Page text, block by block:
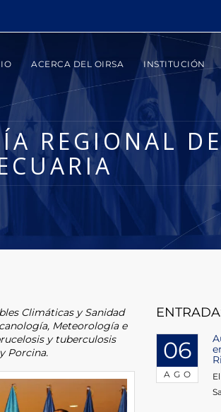
ACERCA DEL OIRSA INSTITUCIÓN
REGIONAL
Climáticas y Sanidad
Meteorología e
y tuberculosis
Porcina.
06
AGO